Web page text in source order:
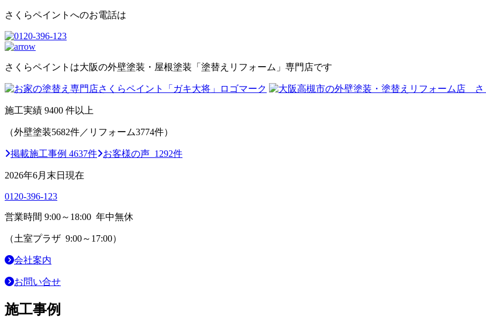
さくらペイントへのお電話は
さくらペイントは大阪の外壁塗装・屋根塗装「塗替えリフォーム」専門店です
施工実績 9400 件以上
（外壁塗装5682件／リフォーム3774件）
掲載施工事例 4637件 お客様の声 1292件
2026年6月末日現在
0120-396-123
営業時間 9:00～18:00 年中無休
（土室プラザ 9:00～17:00）
会社案内
お問い合せ
施工事例